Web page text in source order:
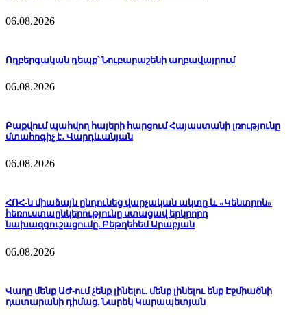
06.08.2026
Ողբերգական դեպք՝ Նուբարաշենի աղբավայրում
06.08.2026
Բաքվում պահվող հայերի հարցում Հայաստանի լռությունը
մտահոգիչ է․ Վարդևանյան
06.08.2026
ՀՌՀ-ն միաձայն ընդունեց վարչական ակտը և «Կենտրոն»
հեռուստաընկերությունը ստացավ երկրորդ
նախազգուշացումը. Բեթղեհեմ Արաբյան
06.08.2026
Վաղը մենք ԱԺ-ում չենք լինելու. մենք լինելու ենք Էջմիածնի
դատարանի դիմաց. Նարեկ Կարապետյան